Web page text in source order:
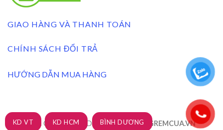
GIAO HÀNG VÀ THANH TOÁN
CHÍNH SÁCH ĐỔI TRẢ
HƯỚNG DẪN MUA HÀNG
RÈM CỬA 3A BLINDS 2026 ©| XUONGREMCUA.VN
KD VT KD HCM BÌNH DƯƠNG